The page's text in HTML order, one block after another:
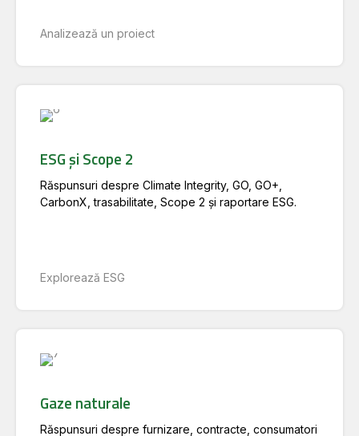
Analizează un proiect
ESG și Scope 2
Răspunsuri despre Climate Integrity, GO, GO+,
CarbonX, trasabilitate, Scope 2 și raportare ESG.
Explorează ESG
Gaze naturale
Răspunsuri despre furnizare, contracte, consumatori